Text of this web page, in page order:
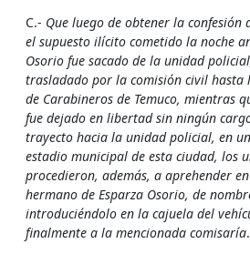
C.- Que luego de obtener la confesión
el supuesto ilí­cito cometido la noche
Osorio fue sacado de la unidad
trasladado por la comisión civil hasta
de Carabineros de Temuco, mientras
fue dejado en libertad sin ningún
trayecto hacia la unidad policial, en
estadio municipal de esta ciudad, los
procedieron, además, a aprehender
hermano de Esparza Osorio, de
introduciéndolo en la cajuela del
finalmente a la mencionada comisarí­a.